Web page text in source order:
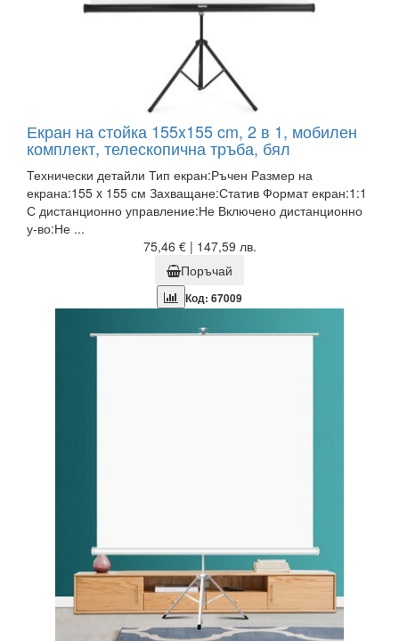
Екран на стойка 155x155 cm, 2 в 1, мобилен
комплект, телескопична тръба, бял
Технически детайли Тип екран:Ръчен Размер на
екрана:155 x 155 см Захващане:Статив Формат екран:1:1
С дистанционно управление:Не Включено дистанционно
у-во:Не ...
75,46 € | 147,59 лв.
Поръчай
Код: 67009